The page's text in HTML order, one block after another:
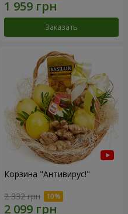
Заказать
Корзина "Антивирус!"
2 332 грн